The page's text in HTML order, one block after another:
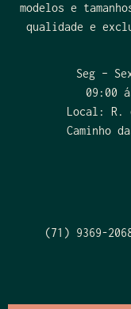
modelos e
qualidade e
Seg –
09:00
Local: R.
Caminho
(71) 9369-